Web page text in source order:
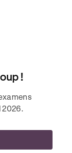
!
2026.